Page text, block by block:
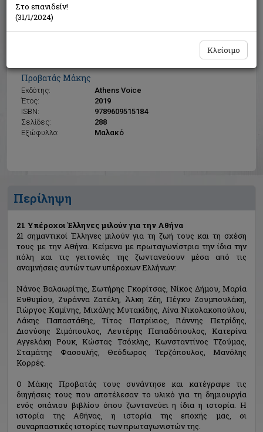
21 Υπέροχοι Έλληνες μιλούν για την Αθήνα
Προβατάς Μάκης
Εκδότης:
Athens Voice
Έτος:
2019
ISBN:
9789609515184
Σελίδες:
288
Εξώφυλλο:
Μαλακό
Περίληψη
21 Υπέροχοι Έλληνες μιλούν για την Αθήνα
21 σημαντικοί Έλληνες μιλούν για τη ζωή τους και τη σχέση
τους με την Αθήνα. Κείμενα με πρωταγωνίστρια την ίδια την
πόλη και τις γειτονιές της ζωντανεύουν μέσα από τις
αναμνήσεις αυτών των υπέροχων Ελλήνων:
Νάνος Βαλαωρίτης, Σωτήρης Γκορίτσας, Νίκος Δήμου, Μαρία
Ευθυμίου, Ζυράννα Ζατέλη, Άλκη Ζέη, Πέγκυ Ζουμπουλάκη,
Γιώργος Καμίνης, Μιχάλης Μυτακίδης, Λίνα Νικολακοπούλου,
Λάκης Παπαστάθης, Τίτος Πατρίκιος, Γιάννης Πετρίδης,
Διονύσης Σιμόπουλος, Λευτέρης Παπαδόπουλος, Κατερίνα
Αγγελάκη Ρουκ, Κώστας Τσόκλης, Κωνσταντίνος Τζούμας,
Σταμάτης Φασουλής, Θεόδωρος Τερζόπουλος, Μανόλης
Κορρές.
Ο Μάκης Προβατάς τους συνάντησε και κατέγραψε τις
διηγήσεις τους που αποτέλεσαν το υλικό για τη δημιουργία
ενός σπάνιου βιβλίου όπου ζωντανεύει η ίδια η ιστορία. Η
ιστορία της Αθήνας, η ιστορία της εποχής μας, οι
συναρπαστικές ιστορίες των πρωταγωνιστών της.
Στο επανιδείν!
(31/1/2024)
Κλείσιμο